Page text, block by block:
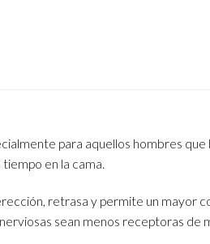
para aquellos hombres
en la cama.
retrasa y permite un
sean menos receptoras